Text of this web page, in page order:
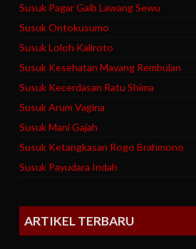
Susuk Pagar Gaib Lawang Sewu
Susuk Ontokusumo
Susuk Loloh Kaliroto
Susuk Kesehatan Mayang Rembulan
Susuk Kecerdasan Ratu Shima
Susuk Arum Vagina
Susuk Mani Gajah
Susuk Ketangkasan Rogo Brahmono
Susuk Payudara Indah
ARTIKEL TERBARU